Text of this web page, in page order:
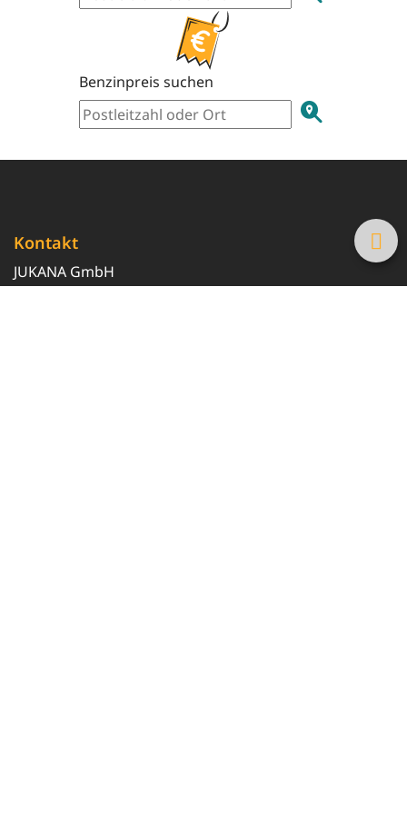
Benzinpreis suchen
Kontakt
JUKANA GmbH